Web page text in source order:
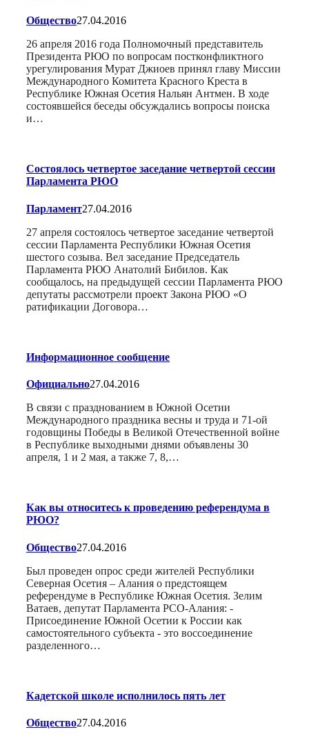
Общество27.04.2016
26 апреля 2016 года Полномочный представитель
Президента РЮО по вопросам постконфликтного
урегулирования Мурат Джиоев принял главу Миссии
Международного Комитета Красного Креста в
Республике Южная Осетия Нальян Антмен. В ходе
состоявшейся беседы обсуждались вопросы поиска
и…
Состоялось четвертое заседание четвертой сессии
Парламента РЮО
Парламент27.04.2016
27 апреля состоялось четвертое заседание четвертой
сессии Парламента Республики Южная Осетия
шестого созыва. Вел заседание Председатель
Парламента РЮО Анатолий Бибилов. Как
сообщалось, на предыдущей сессии Парламента РЮО
депутаты рассмотрели проект Закона РЮО «О
ратификации Договора…
Информационное сообщение
Официально27.04.2016
В связи с празднованием в Южной Осетии
Международного праздника весны и труда и 71-ой
годовщины Победы в Великой Отечественной войне
в Республике выходными днями объявлены 30
апреля, 1 и 2 мая, а также 7, 8,…
Как вы относитесь к проведению референдума в
РЮО?
Общество27.04.2016
Был проведен опрос среди жителей Республики
Северная Осетия – Алания о предстоящем
референдуме в Республике Южная Осетия. Зелим
Ватаев, депутат Парламента РСО-Алания: -
Присоединение Южной Осетии к России как
самостоятельного субъекта - это воссоединение
разделенного…
Кадетской школе исполнилось пять лет
Общество27.04.2016